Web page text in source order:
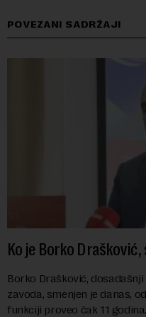
POVEZANI SADRŽAJI
Ko je Borko
Borko Drašković,
zavoda, smenjen je danas,
funkciji proveo čak 11